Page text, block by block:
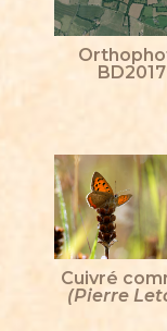
BD2017
Cuivré
(Pierre